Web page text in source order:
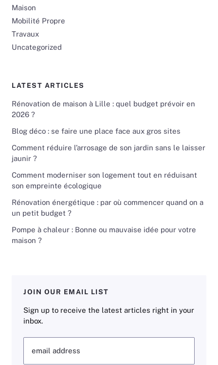
Maison
Mobilité Propre
Travaux
Uncategorized
LATEST ARTICLES
Rénovation de maison à Lille : quel budget prévoir en
2026 ?
Blog déco : se faire une place face aux gros sites
Comment réduire l’arrosage de son jardin sans le laisser
jaunir ?
Comment moderniser son logement tout en réduisant
son empreinte écologique
Rénovation énergétique : par où commencer quand on a
un petit budget ?
Pompe à chaleur : Bonne ou mauvaise idée pour votre
maison ?
JOIN OUR EMAIL LIST
Sign up to receive the latest articles right in your
inbox.
email address